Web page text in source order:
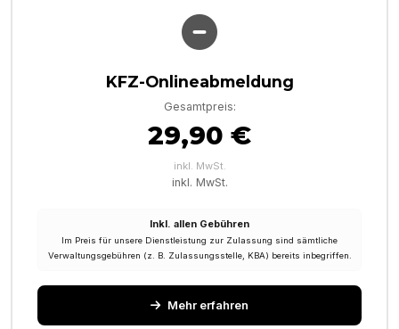
KFZ-Onlineabmeldung
Gesamtpreis:
29,90 €
inkl. MwSt.
inkl. MwSt.
Inkl. allen Gebühren
Im Preis für unsere Dienstleistung zur Zulassung sind sämtliche
Verwaltungsgebühren (z. B. Zulassungsstelle, KBA) bereits inbegriffen.
Mehr erfahren